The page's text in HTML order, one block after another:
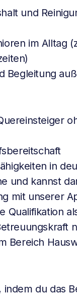
und
im Alltag
Begleitung
in
und kannst
mit unserer
Qualifikation
Bereich
indem du das